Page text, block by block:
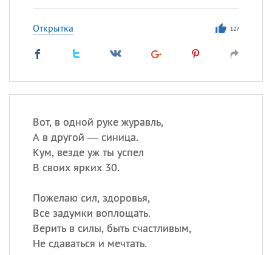
Открытка 127
Вот, в одной руке журавль,
А в другой — синица.
Кум, везде уж ты успел
В своих ярких 30.
Пожелаю сил, здоровья,
Все задумки воплощать.
Верить в силы, быть счастливым,
Не сдаваться и мечтать.
Посмотреть значениеи
происхождение